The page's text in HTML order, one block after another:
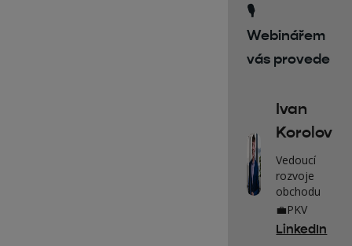
🎙️
Webinářem
vás provede
Ivan
Korolov
Vedoucí
rozvoje
obchodu
💼PKV
LinkedIn